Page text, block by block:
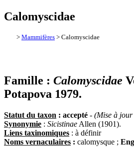
Calomyscidae
> Mammifères > Calomyscidae
Famille : Calomyscidae
Potapova 1979.
Statut du taxon : accepté - (Mise à
Synonymie : Sicistinae Allen (1901).
Liens taxinomiques : à définir
Noms vernaculaires : calomysque ;